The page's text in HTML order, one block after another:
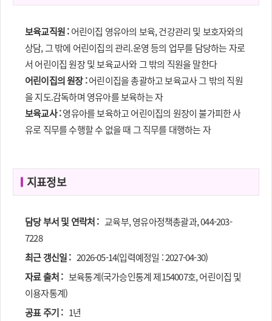
보육교직원 :어린이집 영유아의 보육, 건강관리 및 보호자와의
상담, 그 밖에 어린이집의 관리.운영 등의 업무를 담당하는 자로
서 어린이집 원장 및 보육교사와 그 밖의 직원을 말한다
어린이집의 원장 :어린이집을 총괄하고 보육교사 그 밖의 직원
을 지도.감독하며 영유아를 보육하는 자
보육교사 :영유아를 보육하고 어린이집의 원장이 불가피한 사
유로 직무를 수행할 수 없을 때 그 직무를 대행하는 자
지표정보
담당 부서 및 연락처 : 교육부, 영유아정책총괄과, 044-203-
7228
최근 갱신일 : 2026-05-14(입력예정일 : 2027-04-30)
자료 출처 : 보육통계(국가승인통계 제154007호, 어린이집 및
이용자통계)
공표 주기 : 1년